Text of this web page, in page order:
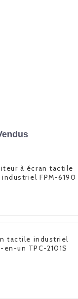
à écran tactile
industriel FPM-6190
tactile industriel
un TPC-2101S